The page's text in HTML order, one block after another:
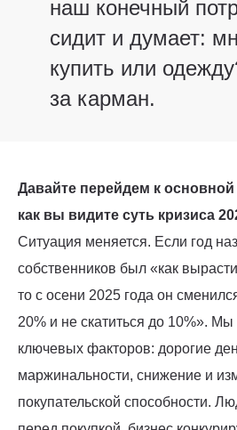
наш конечный
сидит и думает:
купить или
за карман.
Давайте перейдем к основной
как вы видите суть кризиса
Ситуация меняется. Если год
собственников был «как
то с осени 2025 года он
20% и не скатиться до 10%».
ключевых факторов: дорогие
маржинальности, снижение и
покупательской способности.